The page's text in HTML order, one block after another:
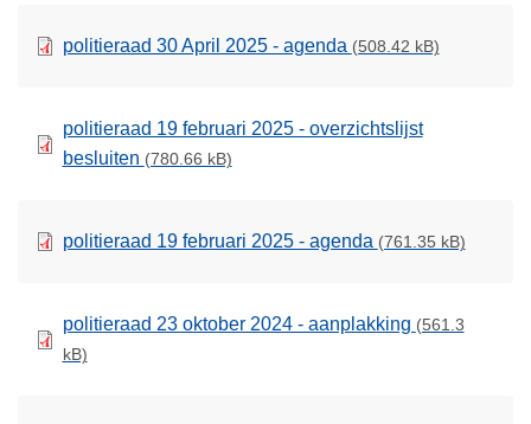
politieraad 30 April 2025 - agenda (508.42 kB)
politieraad 19 februari 2025 - overzichtslijst
besluiten (780.66 kB)
politieraad 19 februari 2025 - agenda (761.35 kB)
politieraad 23 oktober 2024 - aanplakking (561.3
kB)